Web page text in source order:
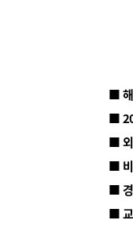
■ 해
■
■ 외
■ 비